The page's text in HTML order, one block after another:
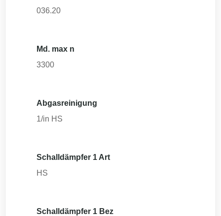
036.20
Md. max n
3300
Abgasreinigung
1/in HS
Schalldämpfer 1 Art
HS
Schalldämpfer 1 Bez